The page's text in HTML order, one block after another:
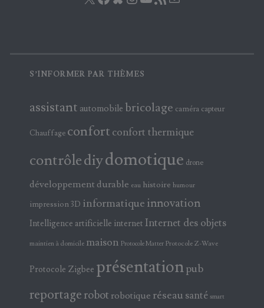
S’INFORMER PAR THÈMES
assistant automobile bricolage caméra capteur
Chauffage confort confort thermique
contrôlediydomotique drone
développement durable eau histoire humour
impression 3D informatique innovation
Intelligence artificielle internet Internet des objets
maintien à domicile maison Protocole Matter Protocole Z-Wave
Protocole Zigbee présentationpub
reportage robot robotique réseau santé smart